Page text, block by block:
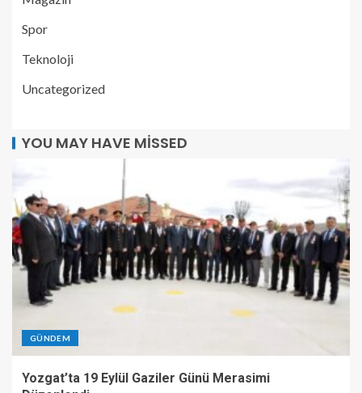
Spor
Teknoloji
Uncategorized
YOU MAY HAVE MISSED
GÜNDEM
Yozgat’ta 19 Eylül Gaziler Günü Merasimi